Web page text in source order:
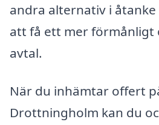
andra alternativ i
att få ett mer förmånligt
avtal.
När du inhämtar offert
Drottningholm kan du